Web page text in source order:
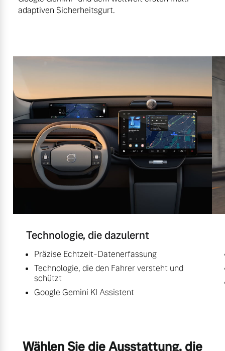
adaptiven Sicherheitsgurt.
Technologie, die dazulernt
Präzise Echtzeit-Datenerfassung
Technologie, die den Fahrer versteht und
schützt
Google Gemini KI Assistent
Wählen Sie die Ausstattung, die